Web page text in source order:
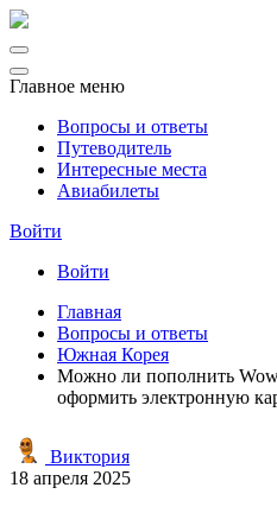
Главное меню
Вопросы и ответы
Путеводитель
Интересные места
Авиабилеты
Войти
Войти
Главная
Вопросы и ответы
Южная Корея
Можно ли пополнить
оформить электронную
Виктория
18 апреля 2025